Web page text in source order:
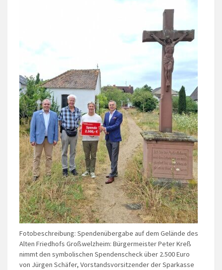
Fotobeschreibung: Spendenübergabe auf dem Gelände des
Alten Friedhofs Großwelzheim: Bürgermeister Peter Kreß
nimmt den symbolischen Spendenscheck über 2.500 Euro
von Jürgen Schäfer, Vorstandsvorsitzender der Sparkasse